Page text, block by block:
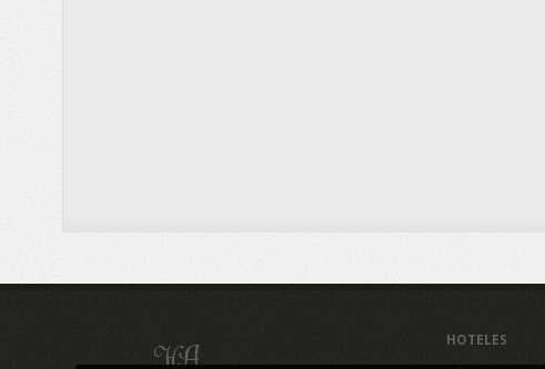
HOTELES